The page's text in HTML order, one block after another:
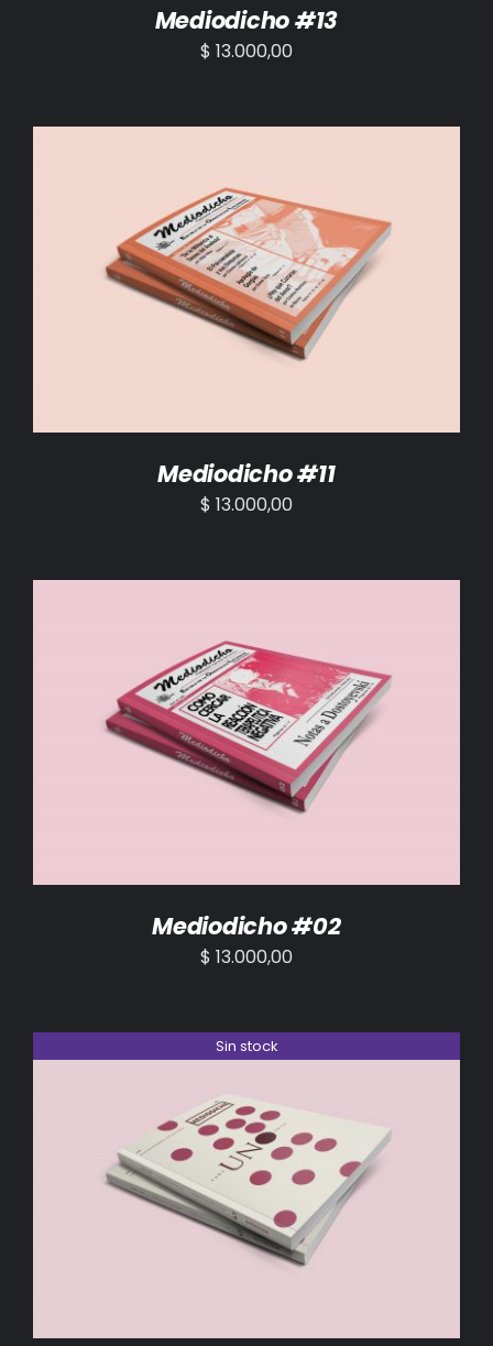
Mediodicho #13
$ 13.000,00
AÑADIR AL CARRITO / DETALLES
Mediodicho #11
$ 13.000,00
AÑADIR AL CARRITO / DETALLES
Mediodicho #02
$ 13.000,00
Sin stock
DETALLES